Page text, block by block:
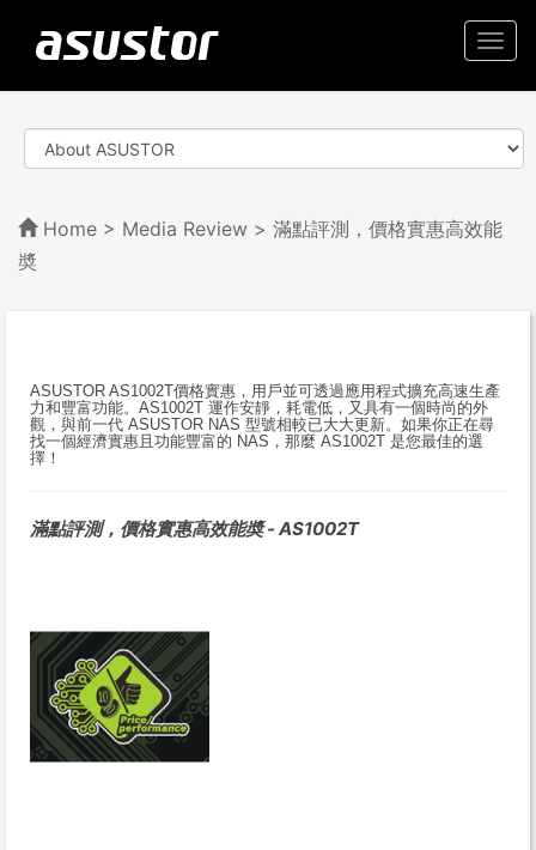
Home > Media Review > 滿點評測，價格實惠高效能
奬
ASUSTOR AS1002T價格實惠，用戶並可透過應用程式擴充高速生產
力和豐富功能。AS1002T 運作安靜，耗電低，又具有一個時尚的外
觀，與前一代 ASUSTOR NAS 型號相較已大大更新。如果你正在尋
找一個經濟實惠且功能豐富的 NAS，那麼 AS1002T 是您最佳的選
擇！
滿點評測，價格實惠高效能奬 - AS1002T